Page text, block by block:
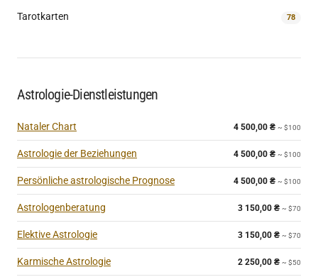
Tarotkarten 78
Astrologie-Dienstleistungen
Nataler Chart 4 500,00 ₴ ~ $100
Astrologie der Beziehungen 4 500,00 ₴ ~ $100
Persönliche astrologische Prognose 4 500,00 ₴ ~ $100
Astrologenberatung 3 150,00 ₴ ~ $70
Elektive Astrologie 3 150,00 ₴ ~ $70
Karmische Astrologie 2 250,00 ₴ ~ $50